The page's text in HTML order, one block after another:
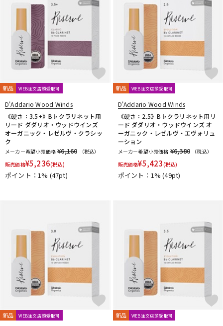
新品 WEB注文店頭受取可
D'Addario Wood Winds
《硬さ：3.5+》B♭クラリネット用
リード ダダリオ・ウッドウインズ
オーガニック・レゼルヴ・クラシッ
ク
メーカー希望小売価格 ¥6,160
（税込）
販売価格¥5,236(税込)
ポイント：1% (47pt)
新品 WEB注文店頭受取可
D'Addario Wood Winds
《硬さ：2.5》B♭クラリネット用リ
ード ダダリオ・ウッドウインズ オ
ーガニック・レゼルヴ・エヴォリュ
ーション
メーカー希望小売価格 ¥6,380
（税込）
販売価格¥5,423(税込)
ポイント：1%(49pt)
新品 WEB注文店頭受取可 新品 WEB注文店頭受取可